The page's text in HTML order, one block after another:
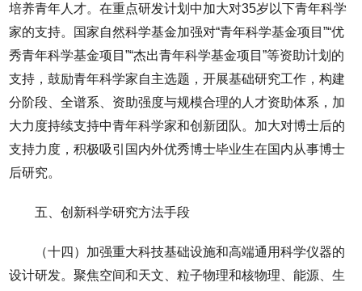
培养青年人才。在重点研发计划中加大对35岁以下青年科学
家的支持。国家自然科学基金加强对“青年科学基金项目”“优
秀青年科学基金项目”“杰出青年科学基金项目”等资助计划的
支持，鼓励青年科学家自主选题，开展基础研究工作，构建
分阶段、全谱系、资助强度与规模合理的人才资助体系，加
大力度持续支持中青年科学家和创新团队。加大对博士后的
支持力度，积极吸引国内外优秀博士毕业生在国内从事博士
后研究。
五、创新科学研究方法手段
（十四）加强重大科技基础设施和高端通用科学仪器的
设计研发。聚焦空间和天文、粒子物理和核物理、能源、生